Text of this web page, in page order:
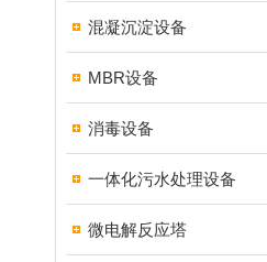
混凝沉淀设备
MBR设备
消毒设备
一体化污水处理设备
微电解反应塔